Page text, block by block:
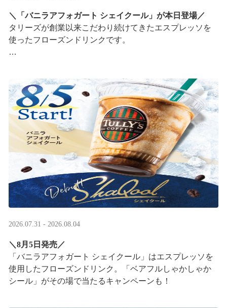
＼「バニラアフォガート シェイクール」が本日登場／
タリーズが創業以来こだわり続けてきたエスプレッソを
使ったフローズンドリンクです。
2026.07.31 - 2026.08.04
＼8月5日発売／
「バニラアフォガート シェイクール」はエスプレッソを
使用したフローズンドリンク。「ベアフルしゃかしゃか
シール」がその場で当たるキャンペーンも！